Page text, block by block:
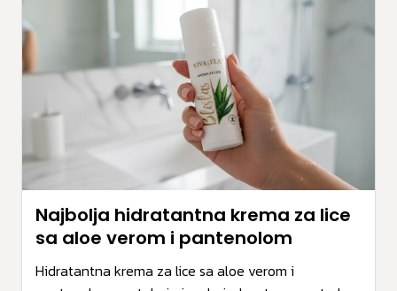
Najbolja hidratantna krema za lice
sa aloe verom i pantenolom
Hidratantna krema za lice sa aloe verom i